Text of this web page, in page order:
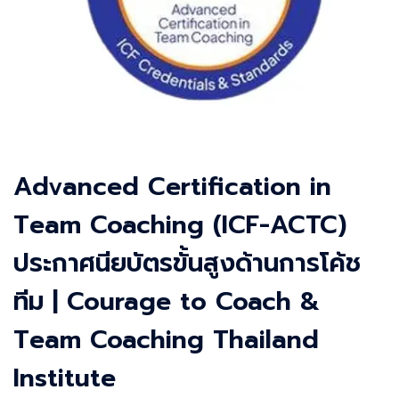
Advanced Certification in
Team Coaching (ICF-ACTC)
ประกาศนียบัตรขั้นสูงด้านการโค้ช
ทีม | Courage to Coach &
Team Coaching Thailand
Institute